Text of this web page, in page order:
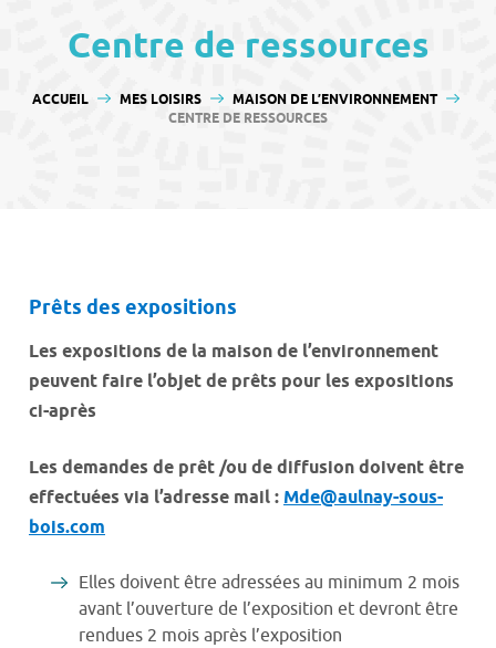
Centre de ressources
VOUS ÊTES ICI :
ACCUEIL MES LOISIRS
MAISON DE L’ENVIRONNEMENT
CENTRE DE RESSOURCES
Prêts des expositions
Les expositions de la maison de l’environnement
peuvent faire l’objet de prêts pour les expositions
ci-après
Les demandes de prêt /ou de diffusion doivent être
effectuées via l’adresse mail : Mde@aulnay-sous-
bois.com
Elles doivent être adressées au minimum 2 mois
avant l’ouverture de l’exposition et devront être
rendues 2 mois après l’exposition